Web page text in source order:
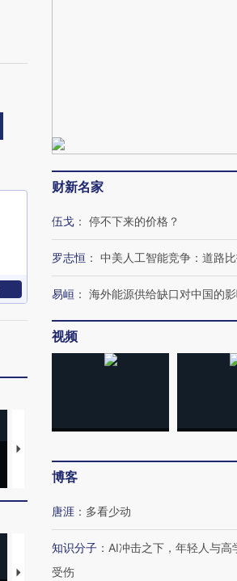
马航飞行员跨国走私7万
粒摇头丸 尿检体内含3种
度Z世代 用街头抗争
【推广】走进第四届链博
财新名家
伍戈 ： 停不下来的价格？
罗志恒 ： 中美人工智能竞争：道路
易峘 ： 海外能源供给缺口对中国的
视频
博客
唐涯 ： 多看少动
知识分子 ： AI冲击之下，年轻人与高
受伤